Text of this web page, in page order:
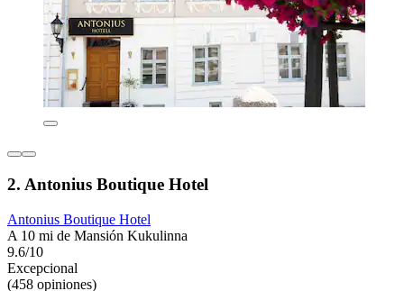
2. Antonius Boutique Hotel
Antonius Boutique Hotel
A 10 mi de Mansión Kukulinna
9.6/10
Excepcional
(458 opiniones)